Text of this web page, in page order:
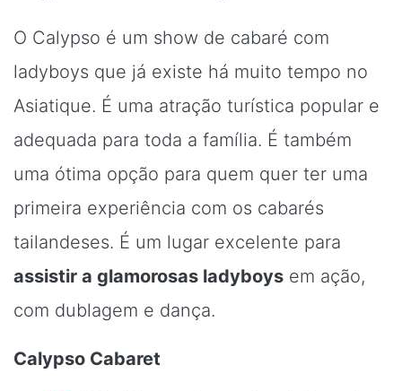
O Calypso é um show de cabaré com
ladyboys que já existe há muito tempo no
Asiatique. É uma atração turística popular e
adequada para toda a família. É também
uma ótima opção para quem quer ter uma
primeira experiência com os cabarés
tailandeses. É um lugar excelente para
assistir a glamorosas ladyboys em ação,
com dublagem e dança.
Calypso Cabaret